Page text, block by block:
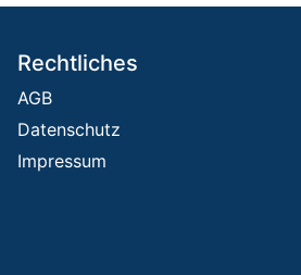
Rechtliches
AGB
Datenschutz
Impressum